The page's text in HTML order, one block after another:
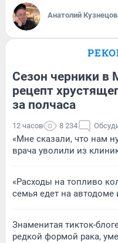
Анатолий Кузнецов
Сезон черники в
рецепт
за полчаса
12 часов 8 234
«Мне сказали, что нам
врача уволили из
«Расходы на топливо
семья едет на
Знаменитая тикток-
редкой формой рака,